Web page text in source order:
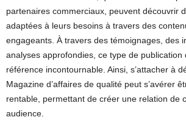
partenaires commerciaux, peuvent découvrir
adaptées à leurs besoins à travers des
engageants. À travers des témoignages, des
analyses approfondies, ce type de publication
référence incontournable. Ainsi, s’attacher à
Magazine d’affaires de qualité peut s’avérer
rentable, permettant de créer une relation de
audience.